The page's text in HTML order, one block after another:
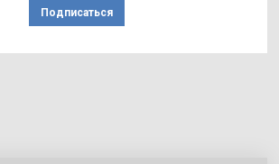
Подписаться